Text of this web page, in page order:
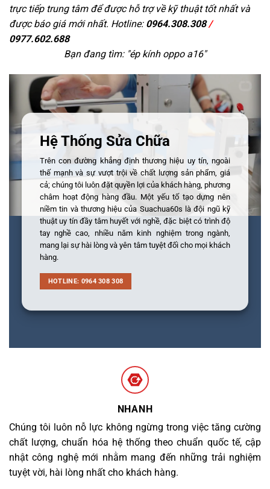
trực tiếp trung tâm để được hỗ trợ về kỹ thuật tốt nhất và
được báo giá mới nhất. Hotline: 0964.308.308/
0977.602.688
Bạn đang tìm: "ép kính oppo a16"
Hệ Thống Sửa Chữa
Trên con đường khẳng định thương hiệu uy tín, ngoài
thế mạnh và sự vượt trội về chất lượng sản phẩm, giá
cả; chúng tôi luôn đặt quyền lợi của khách hàng, phương
châm hoạt động hàng đầu. Một yếu tố tạo dựng nên
niềm tin và thương hiệu của Suachua60s là đội ngũ kỹ
thuật uy tín đầy tâm huyết với nghề, đặc biệt có trình độ
tay nghề cao, nhiều năm kinh nghiệm trong ngành,
mang lại sự hài lòng và yên tâm tuyệt đối cho mọi khách
hàng.
HOTLINE: 0964 308 308
NHANH
Chúng tôi luôn nỗ lực không ngừng trong việc tăng cường
chất lượng, chuẩn hóa hệ thống theo chuẩn quốc tế, cập
nhật công nghệ mới nhằm mang đến những trải nghiệm
tuyệt vời, hài lòng nhất cho khách hàng.